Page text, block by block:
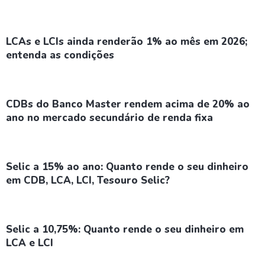
LCAs e LCIs ainda renderão 1% ao mês em 2026;
entenda as condições
CDBs do Banco Master rendem acima de 20% ao
ano no mercado secundário de renda fixa
Selic a 15% ao ano: Quanto rende o seu dinheiro
em CDB, LCA, LCI, Tesouro Selic?
Selic a 10,75%: Quanto rende o seu dinheiro em
LCA e LCI